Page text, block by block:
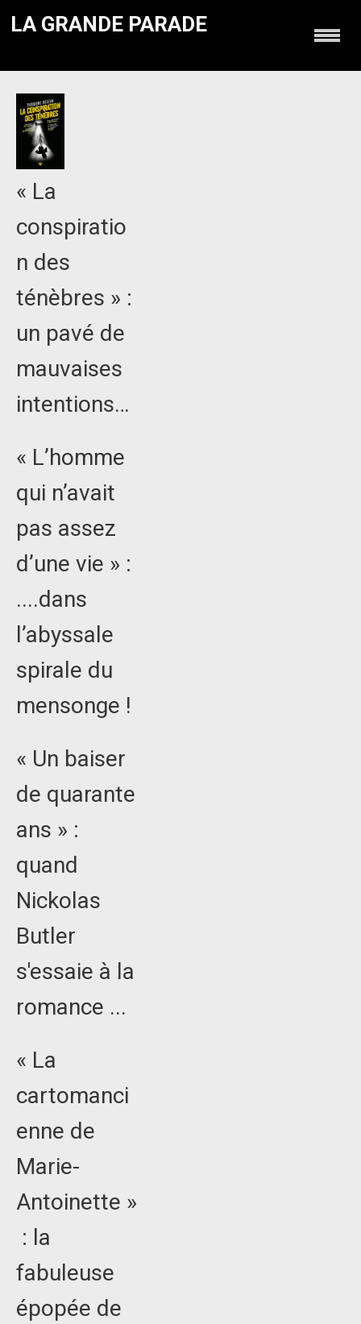
LA GRANDE PARADE
« La
conspiratio
n des
ténèbres » :
un pavé de
mauvaises
intentions…
« L’homme
qui n’avait
pas assez
d’une vie » :
....dans
l’abyssale
spirale du
mensonge !
« Un baiser
de quarante
ans » :
quand
Nickolas
Butler
s'essaie à la
romance ...
« La
cartomanci
enne de
Marie-
Antoinette »
: la
fabuleuse
épopée de